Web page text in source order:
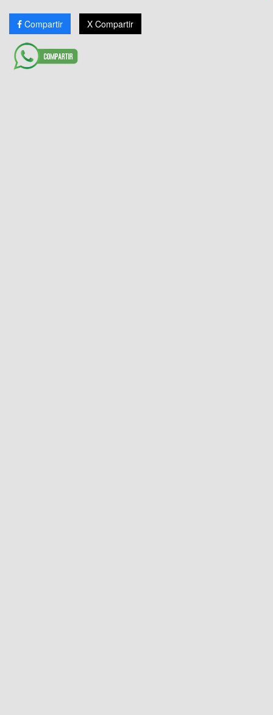
Compartir X Compartir